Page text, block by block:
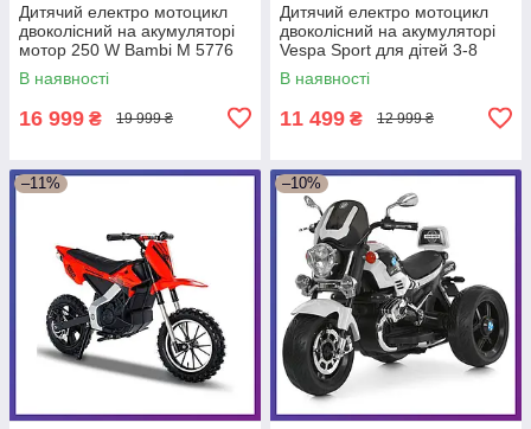
Дитячий електро мотоцикл
двоколісний на акумуляторі
мотор 250 W Bambi M 5776
для дітей від 6 років
Червоний
В наявності
16 999 ₴ 19 999 ₴
Дитячий електро мотоцикл
двоколісний на акумуляторі
Vespa Sport для дітей 3-8
років Синій
В наявності
11 499 ₴ 12 999 ₴
–11% –10%